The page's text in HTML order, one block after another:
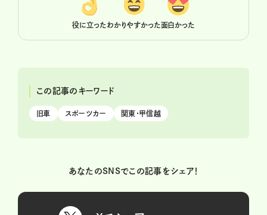
役に立ったわかりやすかった面白かった
この記事のキーワード
旧車 スポーツカー 関東・甲信越
あなたのSNSでこの記事をシェア！